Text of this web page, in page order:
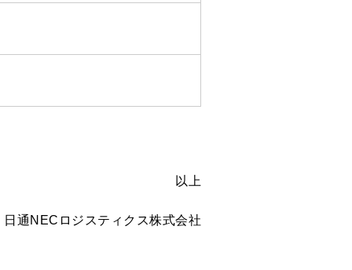
以上
日通NECロジスティクス株式会社